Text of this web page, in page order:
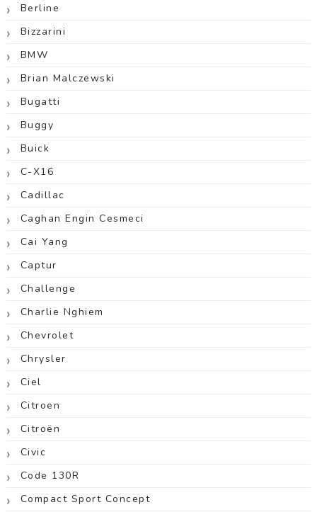
Berline
Bizzarini
BMW
Brian Malczewski
Bugatti
Buggy
Buick
C-X16
Cadillac
Caghan Engin Cesmeci
Cai Yang
Captur
Challenge
Charlie Nghiem
Chevrolet
Chrysler
Ciel
Citroen
Citroën
Civic
Code 130R
Compact Sport Concept